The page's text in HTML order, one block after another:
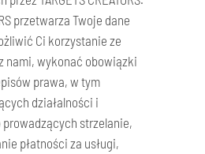
przetwarza Twoje dane
Ci korzystanie ze
nami, wykonać obowiązki
prawa, w tym
działalności i
strzelanie,
płatności za usługi,